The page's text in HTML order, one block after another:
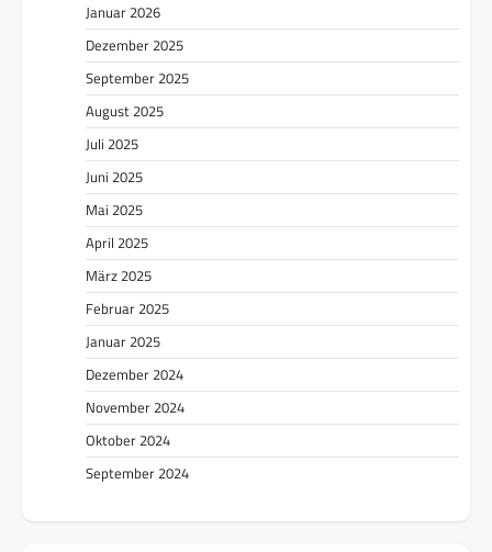
Januar 2026
Dezember 2025
September 2025
August 2025
Juli 2025
Juni 2025
Mai 2025
April 2025
März 2025
Februar 2025
Januar 2025
Dezember 2024
November 2024
Oktober 2024
September 2024